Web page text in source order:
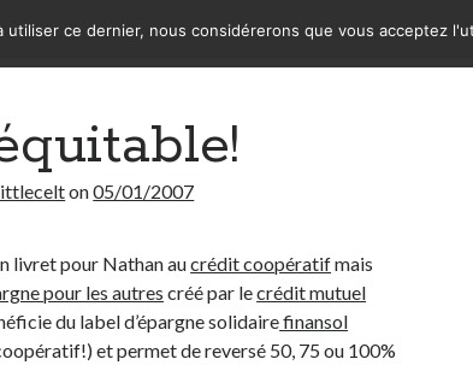
on05/01/2007
livret pour Nathan aucrédit coopératifmais
pour les autres créé par lecrédit mutuel
du label d’épargne solidairefinansol
et permet de reversé 50, 75 ou 100%
ce dernier, nous considérerons que vous acceptez